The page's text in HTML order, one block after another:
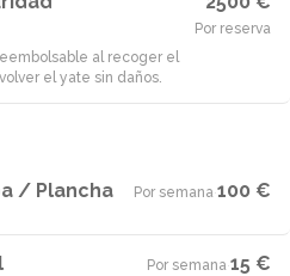
al recoger el
el yate sin daños.
Por reserva
/ Plancha Por semana·100 €
Por semana·15 €